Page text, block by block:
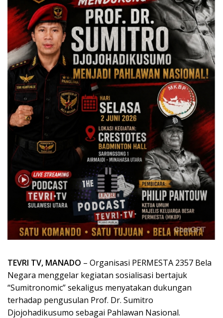
TEVRI TV, MANADO – Organisasi PERMESTA 2357 Bela
Negara menggelar kegiatan sosialisasi bertajuk
“Sumitronomic” sekaligus menyatakan dukungan
terhadap pengusulan Prof. Dr. Sumitro
Djojohadikusumo sebagai Pahlawan Nasional.